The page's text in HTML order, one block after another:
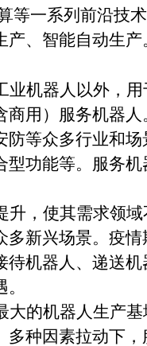
等一系列前沿技
、智能自动生
机器人以外，
用）服务机器
等众多行业和
功能等。服务
，使其需求领
新兴场景。疫
机器人、递送机
的机器人生产
种因素拉动下